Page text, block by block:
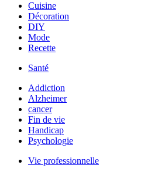
Cuisine
Décoration
DIY
Mode
Recette
Santé
Addiction
Alzheimer
cancer
Fin de vie
Handicap
Psychologie
Vie professionnelle